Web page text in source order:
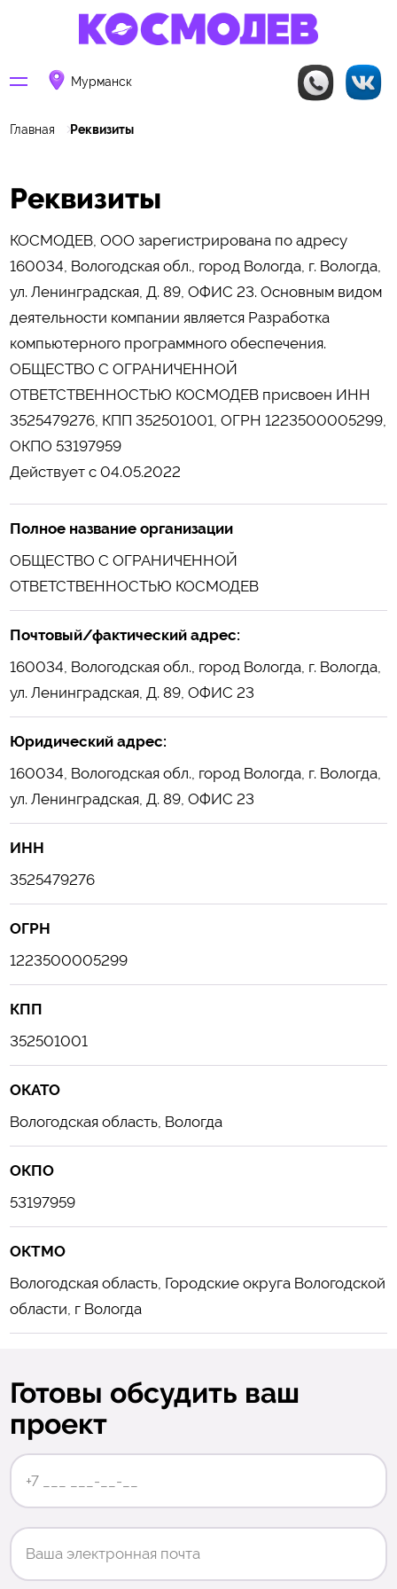
Мурманск
Главная Реквизиты
Реквизиты
КОСМОДЕВ, ООО зарегистрирована по адресу
160034, Вологодская обл., город Вологда, г. Вологда,
ул. Ленинградская, Д. 89, ОФИС 23. Основным видом
деятельности компании является Разработка
компьютерного программного обеспечения.
ОБЩЕСТВО С ОГРАНИЧЕННОЙ
ОТВЕТСТВЕННОСТЬЮ КОСМОДЕВ присвоен ИНН
3525479276, КПП 352501001, ОГРН 1223500005299,
ОКПО 53197959
Действует с 04.05.2022
Полное название организации
ОБЩЕСТВО С ОГРАНИЧЕННОЙ
ОТВЕТСТВЕННОСТЬЮ КОСМОДЕВ
Почтовый/фактический адрес:
160034, Вологодская обл., город Вологда, г. Вологда,
ул. Ленинградская, Д. 89, ОФИС 23
Юридический адрес:
160034, Вологодская обл., город Вологда, г. Вологда,
ул. Ленинградская, Д. 89, ОФИС 23
ИНН
3525479276
ОГРН
1223500005299
КПП
352501001
ОКАТО
Вологодская область, Вологда
ОКПО
53197959
ОКТМО
Вологодская область, Городские округа Вологодской
области, г Вологда
Готовы обсудить ваш
проект